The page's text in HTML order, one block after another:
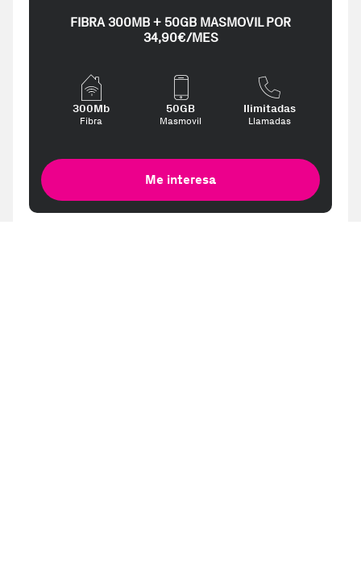
FIBRA 300MB + 50GB MASMOVIL POR
34,90€/MES
300Mb
Fibra
50GB
Masmovil
Ilimitadas
Llamadas
Me interesa